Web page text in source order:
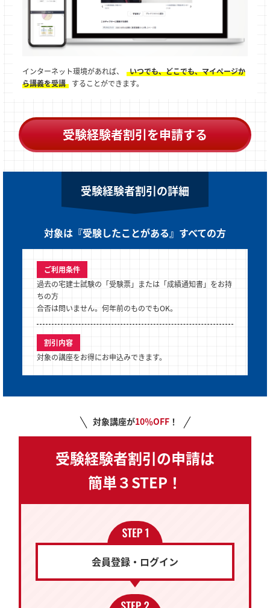
インターネット環境があれば、
いつでも、どこでも、マイページか
ら講義を受講
することができます。
受験経験者割引を申請する
受験経験者割引の詳細
対象は『受験したことがある』すべての方
ご利用条件
過去の宅建士試験の「受験票」または「成績通知書」をお持
ちの方
合否は問いません。何年前のものでもOK。
割引内容
対象の講座をお得にお申込みできます。
対象講座が10％OFF！
受験経験者割引の申請は
簡単３STEP！
会員登録・ログイン